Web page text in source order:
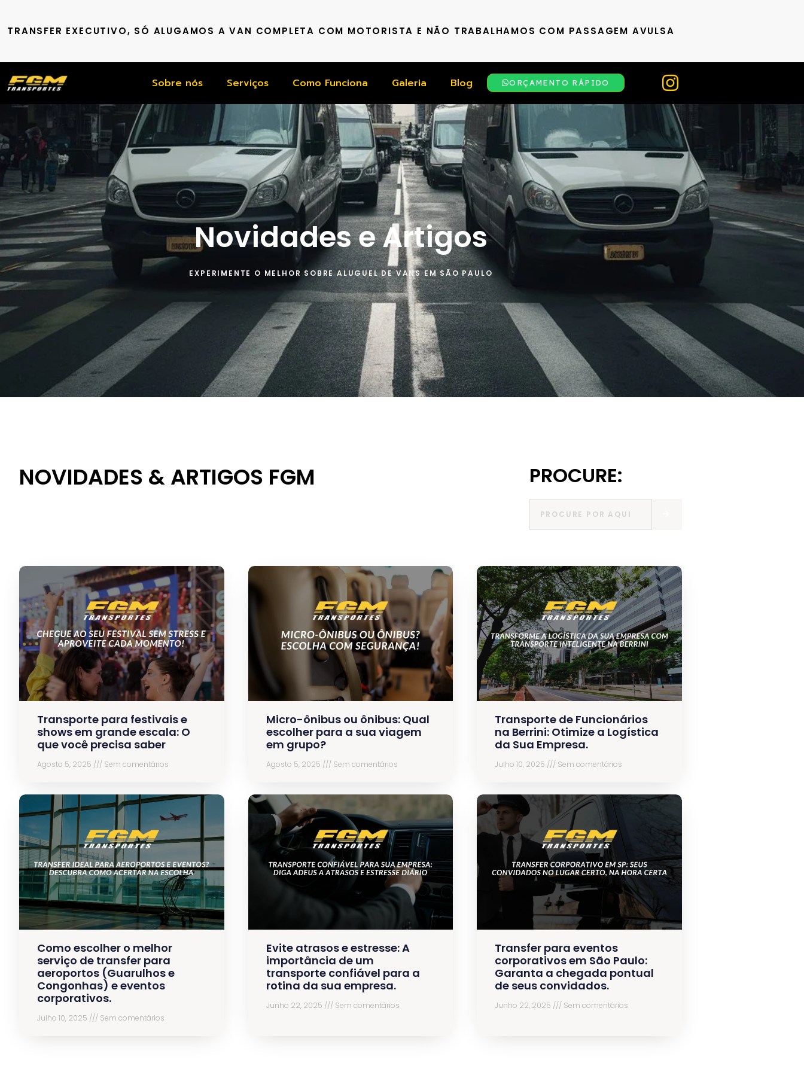
TRANSFER EXECUTIVO, SÓ ALUGAMOS A VAN COMPLETA COM MOTORISTA E NÃO TRABALHAMOS COM PASSAGEM AVULSA
Sobre nós Serviços Como Funciona Galeria Blog ORÇAMENTO RÁPIDO
Novidades e Artigos​
EXPERIMENTE O MELHOR SOBRE ALUGUEL DE VANS EM SÃO PAULO
NOVIDADES & ARTIGOS FGM PROCURE:
Transporte para festivais e
shows em grande escala: O
que você precisa saber
Agosto 5, 2025 Sem comentários
Micro-ônibus ou ônibus: Qual
escolher para a sua viagem
em grupo?
Agosto 5, 2025 Sem comentários
Transporte de Funcionários
na Berrini: Otimize a Logística
da Sua Empresa.
Julho 10, 2025 Sem comentários
Como escolher o melhor
serviço de transfer para
aeroportos (Guarulhos e
Congonhas) e eventos
corporativos.
Julho 10, 2025 Sem comentários
Evite atrasos e estresse: A
importância de um
transporte confiável para a
rotina da sua empresa.
Junho 22, 2025 Sem comentários
Transfer para eventos
corporativos em São Paulo:
Garanta a chegada pontual
de seus convidados.
Junho 22, 2025 Sem comentários